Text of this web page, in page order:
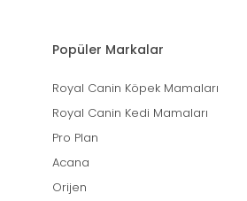
Popüler Markalar
Royal Canin Köpek Mamaları
Royal Canin Kedi Mamaları
Pro Plan
Acana
Orijen